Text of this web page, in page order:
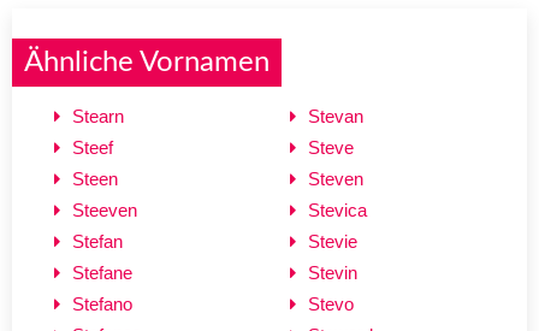
Ähnliche Vornamen
Stearn
Steef
Steen
Steeven
Stefan
Stefane
Stefano
Stevan
Steve
Steven
Stevica
Stevie
Stevin
Stevo